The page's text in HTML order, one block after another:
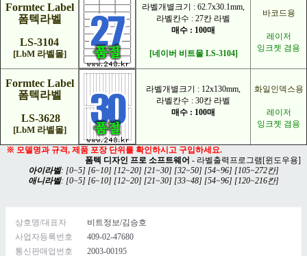
Formtec Label
폼텍라벨
LS-3104
[LbM 라벨몰]
라벨개별크기 : 62.7x30.1mm,
라벨칸수 : 27칸 라벨
매수 : 100매
[네이버 비트몰 LS-3104]
바코드용
레이저
잉크젯 겸용
Formtec Label
폼텍라벨
LS-3628
[LbM 라벨몰]
라벨개별크기 : 12x130mm,
라벨칸수 : 30칸 라벨
매수 : 100매
화일인덱스용
레이저
잉크젯 겸용
※ 모델명과 규격, 제품 포장 단위를 확인하시고 구입하세요.
폼텍 디자인 프로 소프트웨어 - 라벨출력프로그램[윈도우용]
아이라벨: [0~5] [6~10] [12~20] [21~30] [32~50] [54~96] [105~272칸]
애니라벨: [0~5] [6~10] [12~20] [21~30] [33~48] [54~96] [120~216칸]
상호명/대표자
비트정보/김승호
사업자등록번호
409-02-47680
통신판매업번호
2003-00195